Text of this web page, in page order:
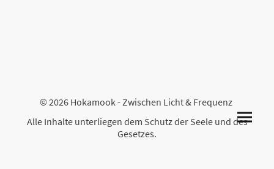
© 2026 Hokamook - Zwischen Licht & Frequenz
Alle Inhalte unterliegen dem Schutz der Seele und des
Gesetzes.